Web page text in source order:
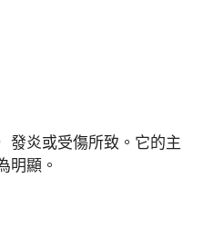
發炎或受傷所致。它的主
明顯。